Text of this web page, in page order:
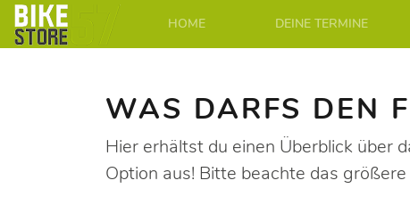
HOME DEINE TERMINE
WAS DARFS DEN
Hier erhältst du einen Überblick über
Option aus! Bitte beachte das